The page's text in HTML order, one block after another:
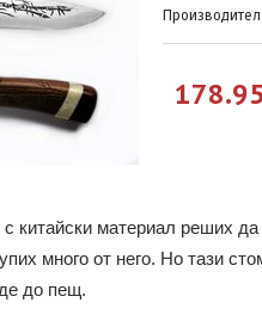
Производител:
178.95
китайски материал реших
много от него. Но тази
до пещ.